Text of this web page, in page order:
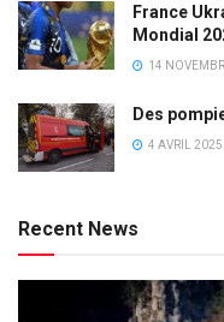
France
Mondial
14
Des
4 AVRIL 2025
Recent News